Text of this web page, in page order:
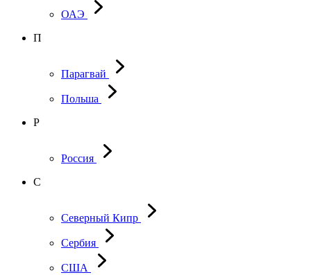
ОАЭ
П
Парагвай
Польша
Р
Россия
С
Северный Кипр
Сербия
США